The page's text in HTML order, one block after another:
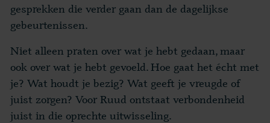
gesprekken die verder gaan dan de dagelijkse
gebeurtenissen.
Niet alleen praten over wat je hebt gedaan, maar
ook over wat je hebt gevoeld. Hoe gaat het écht met
je? Wat houdt je bezig? Wat geeft je vreugde of
juist zorgen? Voor Ruud ontstaat verbondenheid
juist in die oprechte uitwisseling.